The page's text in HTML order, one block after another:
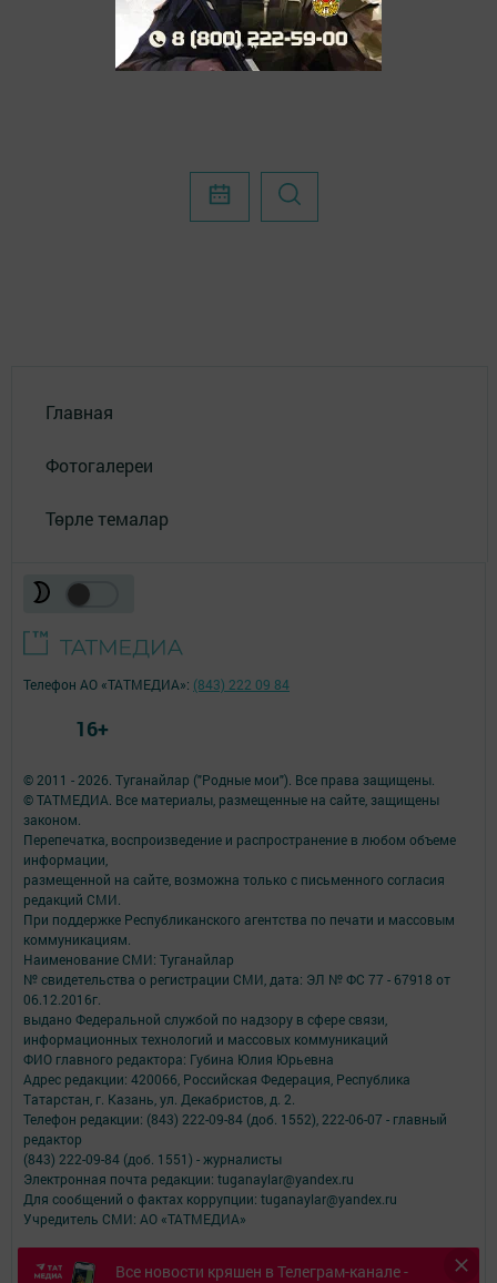
Главная
Фотогалереи
Төрле темалар
Все новости кряшен в Телеграм-канале -
© 2011 - 2026. Туганайлар ("Родные мои"). Все права защищены.
© ТАТМЕДИА. Все материалы, размещенные на сайте, защищены
законом.
Перепечатка, воспроизведение и распространение в любом объеме
информации,
размещенной на сайте, возможна только с письменного согласия
редакций СМИ.
При поддержке Республиканского агентства по печати и массовым
коммуникациям.
Наименование СМИ: Туганайлар
№ свидетельства о регистрации СМИ, дата: ЭЛ № ФС 77 - 67918 от
06.12.2016г.
выдано Федеральной службой по надзору в сфере связи,
информационных технологий и массовых коммуникаций
ФИО главного редактора: Губина Юлия Юрьевна
Адрес редакции: 420066, Российская Федерация, Республика
Татарстан, г. Казань, ул. Декабристов, д. 2.
Телефон редакции: (843) 222-09-84 (доб. 1552), 222-06-07 - главный
редактор
(843) 222-09-84 (доб. 1551) - журналисты
Электронная почта редакции: tuganaylar@yandex.ru
Для сообщений о фактах коррупции: tuganaylar@yandex.ru
Учредитель СМИ: АО «ТАТМЕДИА»
Антикоррупционная политика
АО «ТАТМЕДИА» использует «cookie» для персонализации сервисов и
Телефон АО «ТАТМЕДИА»: (843) 222 09 84
16+